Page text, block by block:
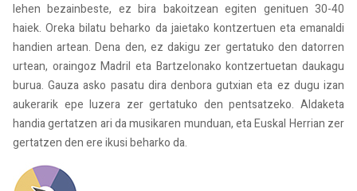
lehen bezainbeste, ez bira bakoitzean egiten genituen 30-40
haiek. Oreka bilatu beharko da jaietako kontzertuen eta emanaldi
handien artean. Dena den, ez dakigu zer gertatuko den datorren
urtean, oraingoz Madril eta Bartzelonako kontzertuetan daukagu
burua. Gauza asko pasatu dira denbora gutxian eta ez dugu izan
aukerarik epe luzera zer gertatuko den pentsatzeko. Aldaketa
handia gertatzen ari da musikaren munduan, eta Euskal Herrian zer
gertatzen den ere ikusi beharko da.